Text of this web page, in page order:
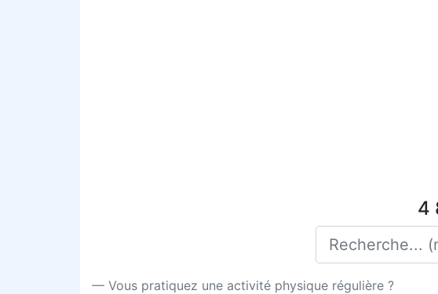
4
— Vous pratiquez une activité physique régulière ?